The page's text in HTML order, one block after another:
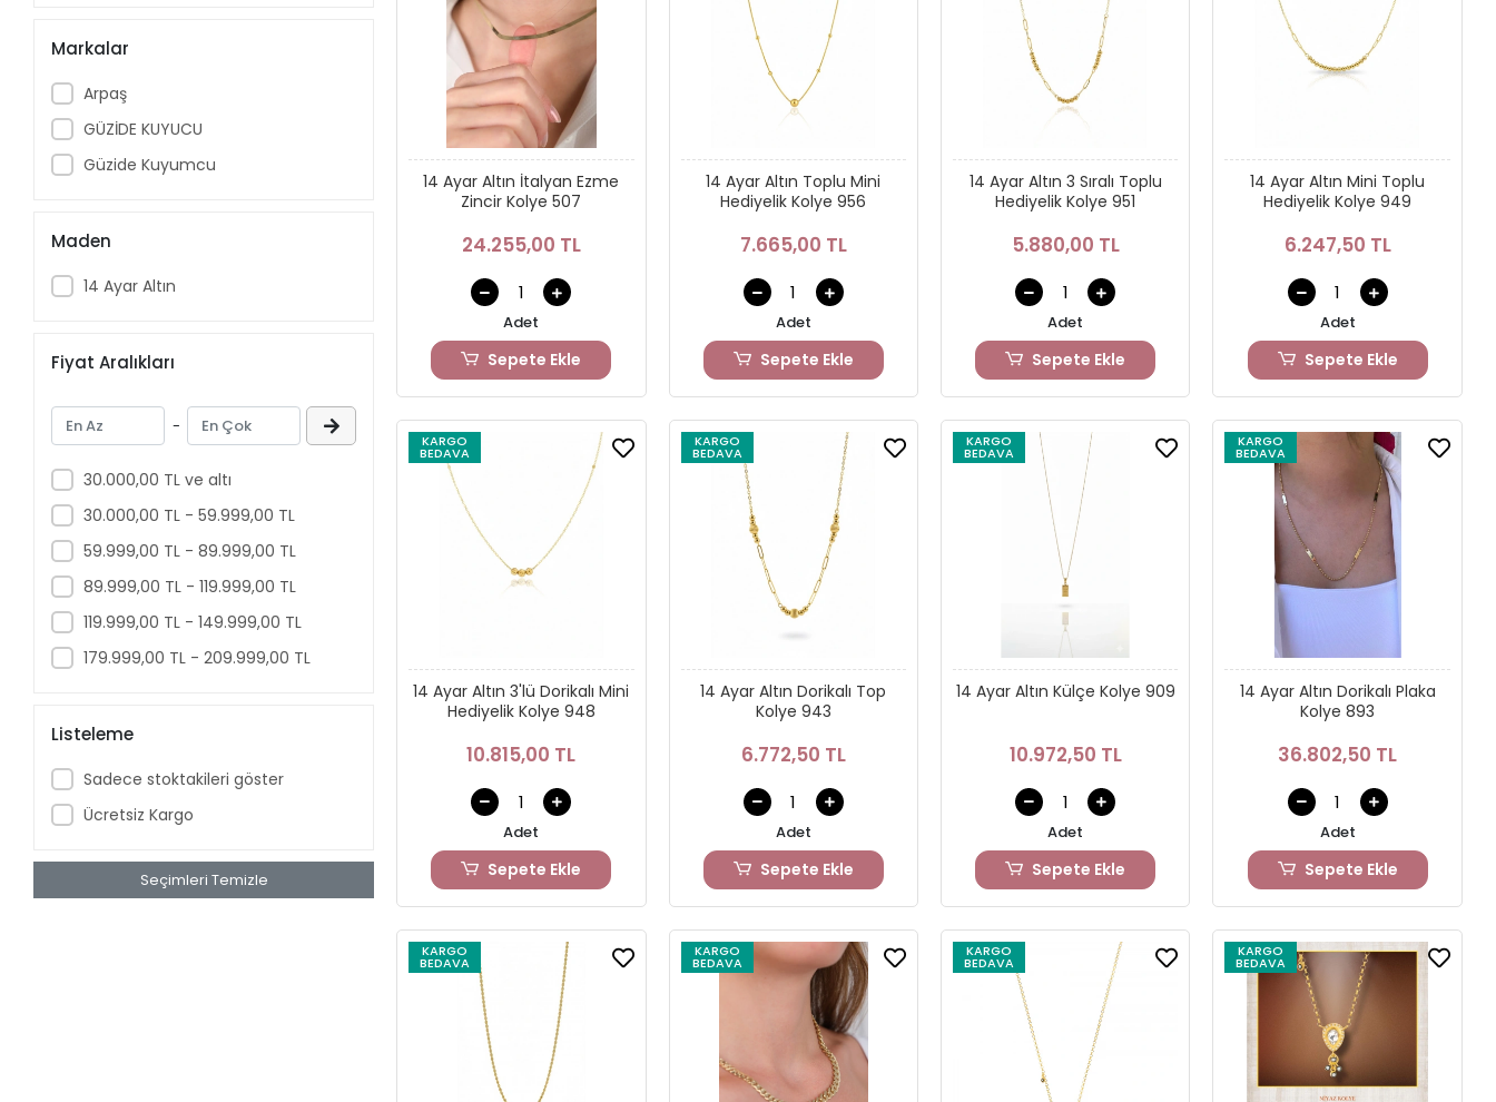
Markalar
Arpaş
GÜZİDE KUYUCU
Güzide Kuyumcu
Maden
14 Ayar Altın
Fiyat Aralıkları
-
30.000,00 TL ve altı
30.000,00 TL - 59.999,00 TL
59.999,00 TL - 89.999,00 TL
89.999,00 TL - 119.999,00 TL
119.999,00 TL - 149.999,00 TL
179.999,00 TL - 209.999,00 TL
Listeleme
Sadece stoktakileri göster
Ücretsiz Kargo
Seçimleri Temizle
14 Ayar Altın İtalyan Ezme
Zincir Kolye 507
24.255,00 TL
Adet
Sepete Ekle
14 Ayar Altın Toplu Mini
Hediyelik Kolye 956
7.665,00 TL
Adet
Sepete Ekle
14 Ayar Altın 3 Sıralı Toplu
Hediyelik Kolye 951
5.880,00 TL
Adet
Sepete Ekle
14 Ayar Altın Mini Toplu
Hediyelik Kolye 949
6.247,50 TL
Adet
Sepete Ekle
KARGO
BEDAVA
14 Ayar Altın 3'lü Dorikalı Mini
Hediyelik Kolye 948
10.815,00 TL
Adet
Sepete Ekle
KARGO
BEDAVA
14 Ayar Altın Dorikalı Top
Kolye 943
6.772,50 TL
Adet
Sepete Ekle
KARGO
BEDAVA
14 Ayar Altın Külçe Kolye 909
10.972,50 TL
Adet
Sepete Ekle
KARGO
BEDAVA
14 Ayar Altın Dorikalı Plaka
Kolye 893
36.802,50 TL
Adet
Sepete Ekle
KARGO
BEDAVA
KARGO
BEDAVA
KARGO
BEDAVA
KARGO
BEDAVA